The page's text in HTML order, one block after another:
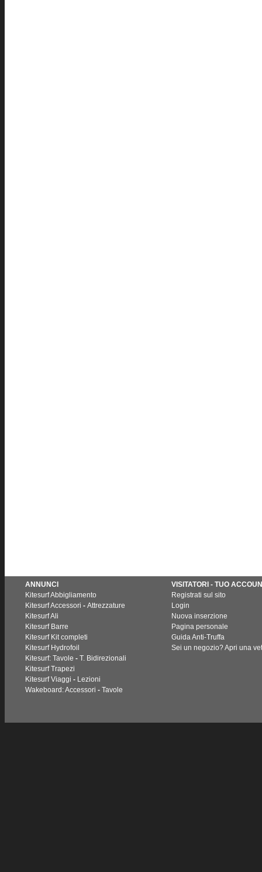
ANNUNCI
Kitesurf Abbigliamento
Kitesurf Accessori - Attrezzature
Kitesurf Ali
Kitesurf Barre
Kitesurf Kit completi
Kitesurf Hydrofoil
Kitesurf: Tavole - T. Bidirezionali
Kitesurf Trapezi
Kitesurf Viaggi - Lezioni
Wakeboard: Accessori - Tavole
VISITATORI - TUO
Registrati sul sito
Login
Nuova inserzione
Pagina personale
Guida Anti-Truffa
Sei un negozio? Apri una